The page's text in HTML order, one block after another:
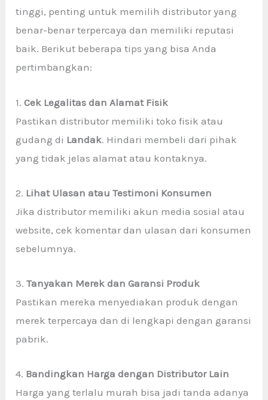
tinggi, penting untuk memilih distributor yang
benar-benar terpercaya dan memiliki reputasi
baik. Berikut beberapa tips yang bisa Anda
pertimbangkan:
1.Cek Legalitas dan Alamat Fisik
Pastikan distributor memiliki toko fisik atau
gudang di Landak. Hindari membeli dari pihak
yang tidak jelas alamat atau kontaknya.
2. Lihat Ulasan atau Testimoni Konsumen
Jika distributor memiliki akun media sosial atau
website, cek komentar dan ulasan dari konsumen
sebelumnya.
3.Tanyakan Merek dan Garansi Produk
Pastikan mereka menyediakan produk dengan
merek terpercaya dan di lengkapi dengan garansi
pabrik.
4. Bandingkan Harga dengan Distributor Lain
Harga yang terlalu murah bisa jadi tanda adanya